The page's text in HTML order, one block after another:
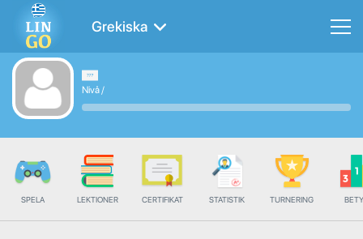
Grekiska
Nivå/
SPELA LEKTIONER CERTIFIKAT STATISTIK TURNERING